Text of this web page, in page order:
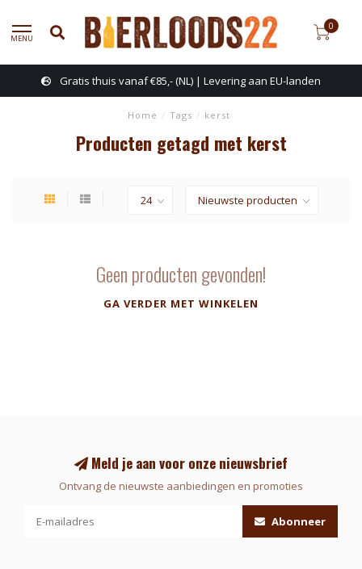
MENU
0
Gratis thuis vanaf €85,- (NL) | Levering aan EU-landen
Home / Tags / kerst
Producten getagd met kerst
Geen producten gevonden!
GA VERDER MET WINKELEN
Meld je aan voor onze nieuwsbrief
Ontvang de nieuwste aanbiedingen en promoties
Abonneer